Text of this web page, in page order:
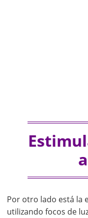
Por otro lado está la
utilizando focos de